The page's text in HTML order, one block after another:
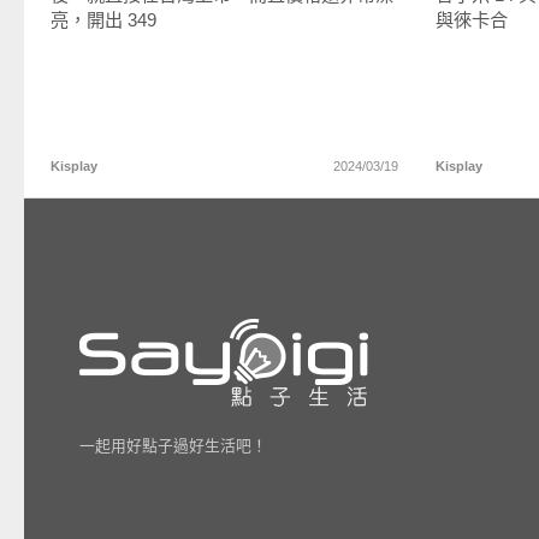
亮，開出 349
Kisplay 2024/03/19
與徠卡合
Kisplay
一起用好點子過好生活吧！